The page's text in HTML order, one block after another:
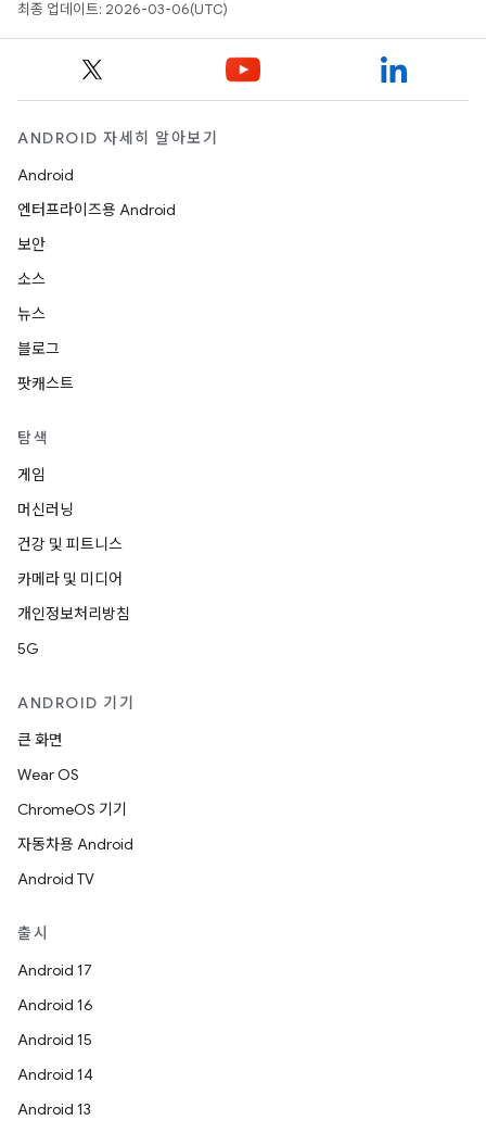
최종 업데이트: 2026-03-06(UTC)
ANDROID 자세히 알아보기
Android
엔터프라이즈용 Android
보안
소스
뉴스
블로그
팟캐스트
탐색
게임
머신러닝
건강 및 피트니스
카메라 및 미디어
개인정보처리방침
5G
ANDROID 기기
큰 화면
Wear OS
ChromeOS 기기
자동차용 Android
Android TV
출시
Android 17
Android 16
Android 15
Android 14
Android 13